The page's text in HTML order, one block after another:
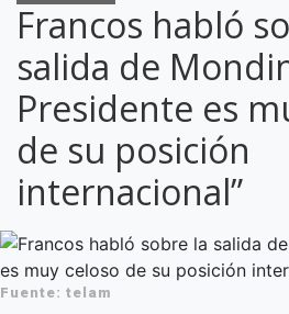
Francos habló
salida de
Presidente es
de su posición
internacional”
Fuente: telam